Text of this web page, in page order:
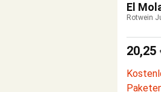
El
Rotwein
20,25